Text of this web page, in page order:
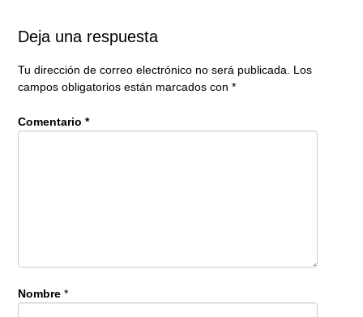
Deja una respuesta
Tu dirección de correo electrónico no será publicada.
Los
campos obligatorios están marcados con *
Comentario *
Nombre *